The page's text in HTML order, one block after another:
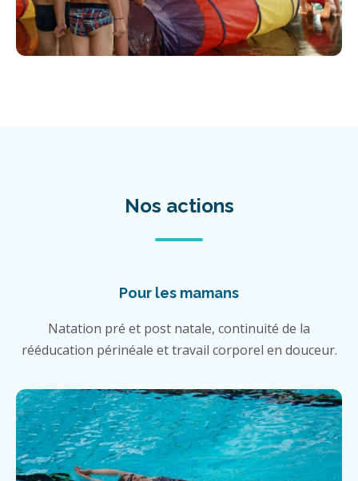
Nos actions
Pour les mamans
Natation pré et post natale, continuité de la
rééducation périnéale et travail corporel en douceur.